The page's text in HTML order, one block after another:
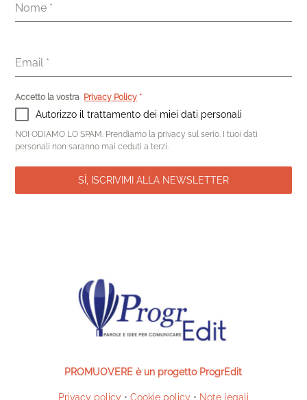
Nome *
Email *
Accetto la vostra Privacy Policy *
Autorizzo il trattamento dei miei dati personali
NOI ODIAMO LO SPAM. Prendiamo la privacy sul serio. I tuoi dati
personali non saranno mai ceduti a terzi.
SÌ, ISCRIVIMI ALLA NEWSLETTER
PROMUOVERE è un progetto ProgrEdit
Privacy policy• Cookie policy• Note legali